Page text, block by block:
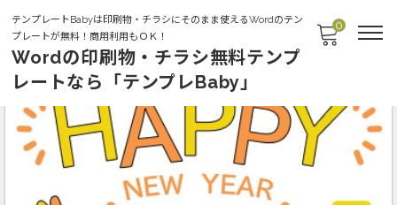
テンプレートBabyは印刷物・チラシにそのまま使えるWordのテン
プレートが無料！商用利用もＯＫ！
Wordの印刷物・チラシ無料テンプ
レートなら「テンプレBaby」
0